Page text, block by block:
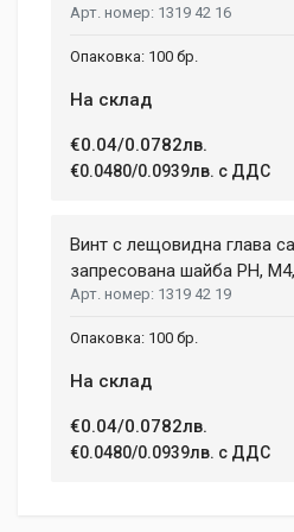
Dimensions
207 mm
congue feugiat ac, facilisis a
mollis, volutpat tellus vitae,
Helena Garcia
2 January, 2018
hendrerit eros laoreet suscipit
1
Write A Review
1319 42 16
100 бр.
На склад
€0.04/0.0782лв.
€0.0480/0.0939лв. с ДДС
Винт с лещовидна глава
запресована шайба PH,
1319 42 19
100 бр.
На склад
€0.04/0.0782лв.
€0.0480/0.0939лв. с ДДС